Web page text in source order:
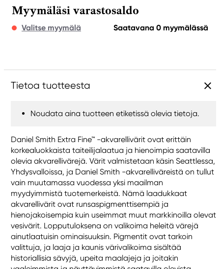
Myymäläsi varastosaldo
Valitse myymälä Saatavana 0 myymälässä
Tietoa tuotteesta
Noudata aina tuotteen etiketissä olevia tietoja.
Daniel Smith Extra Fine™ -akvarellivärit ovat erittäin
korkealuokkaista taiteilijalaatua ja hienoimpia saatavilla
olevia akvarellivärejä. Värit valmistetaan käsin Seattlessa,
Yhdysvalloissa, ja Daniel Smith -akvarelliväreistä on tullut
vain muutamassa vuodessa yksi maailman
myydyimmistä tuotemerkeistä. Nämä laadukkaat
akvarellivärit ovat runsaspigmenttisempiä ja
hienojakoisempia kuin useimmat muut markkinoilla olevat
vesivärit. Lopputuloksena on valikoima heleitä värejä
ainutlaatuisin ominaisuuksin. Pigmentit ovat tarkoin
valittuja, ja laaja ja kaunis värivalikoima sisältää
historiallisia sävyjä, upeita maalajeja ja joitakin